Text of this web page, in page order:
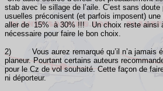
stab avec le sillage de l’aile. C’est sans
usuelles préconisent (et parfois imposent)
aller de 15% à 30% !!! Un choix reste ainsi
nécessaire pour faire le bon choix.
2) Vous aurez remarqué qu’il n’a jamais
planeur. Pourtant certains auteurs
pour le Cz de vol souhaité. Cette façon de
ni déporteur.